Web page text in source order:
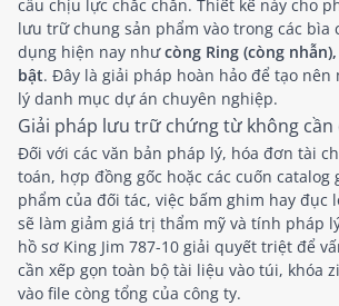
cấu chịu lực chắc chắn. Thiết kế này cho
lưu trữ chung sản phẩm vào trong các bìa
dụng hiện nay nhưcòng Ring (còng
bật. Đây là giải pháp hoàn hảo để tạo nên
lý danh mục dự án chuyên nghiệp.
Giải pháp lưu trữ chứng từ không cần
Đối với các văn bản pháp lý, hóa đơn tài
toán, hợp đồng gốc hoặc các cuốn catalog
phẩm của đối tác, việc bấm ghim hay đục
sẽ làm giảm giá trị thẩm mỹ và tính pháp
hồ sơ King Jim 787-10 giải quyết triệt để
cần xếp gọn toàn bộ tài liệu vào túi, khóa
vào file còng tổng của công ty.